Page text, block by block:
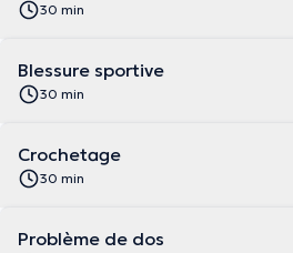
30 min
Blessure sportive
30 min
Crochetage
30 min
Problème de dos